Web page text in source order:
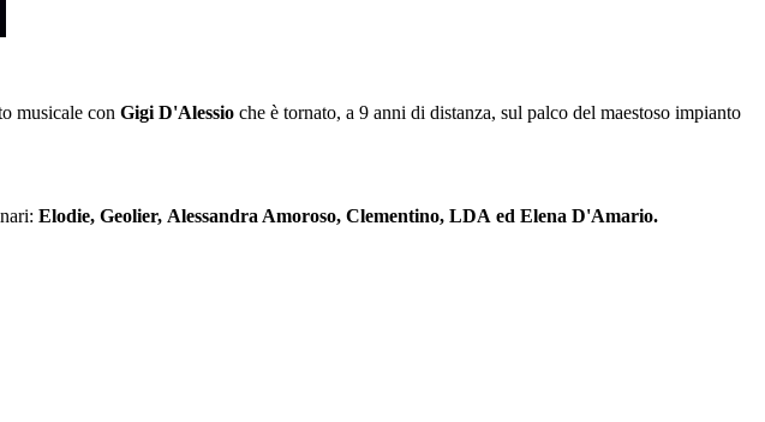
musicale con Gigi D'Alessio che è tornato, a 9 anni di distanza, sul palco del maestoso impianto
Elodie, Geolier, Alessandra Amoroso, Clementino, LDA ed Elena D'Amario.